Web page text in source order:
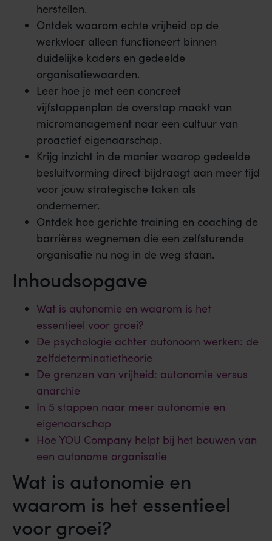
herstellen.
Ontdek waarom echte vrijheid op de
werkvloer alleen functioneert binnen
duidelijke kaders en gedeelde
organisatiewaarden.
Leer hoe je met een concreet
vijfstappenplan de overstap maakt van
micromanagement naar een cultuur van
proactief eigenaarschap.
Krijg inzicht in de manier waarop gedeelde
besluitvorming direct bijdraagt aan meer tijd
voor jouw strategische taken als
ondernemer.
Ontdek hoe gerichte training en coaching de
barrières wegnemen die een zelfsturende
organisatie nu nog in de weg staan.
Inhoudsopgave
Wat is autonomie en waarom is het
essentieel voor groei?
De psychologie achter autonoom werken: de
zelfdeterminatietheorie
De grenzen van vrijheid: autonomie versus
anarchie
In 5 stappen naar meer autonomie en
eigenaarschap
Hoe YOU Company helpt bij het bouwen van
een autonome organisatie
Wat is autonomie en
waarom is het essentieel
voor groei?